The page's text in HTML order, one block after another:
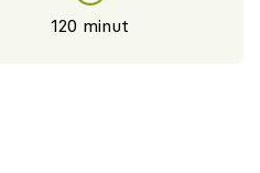
120 minut